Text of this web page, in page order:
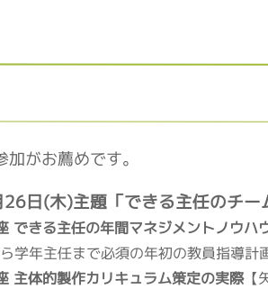
がお薦めです。
日(木)主題「できる主任のチー
できる主任の年間マネジメントノウハ
ら学年主任まで必須の年初の教員指導計
主体的製作カリキュラム策定の実際【